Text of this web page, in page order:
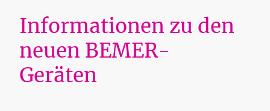
Informationen zu den
neuen BEMER-
Geräten